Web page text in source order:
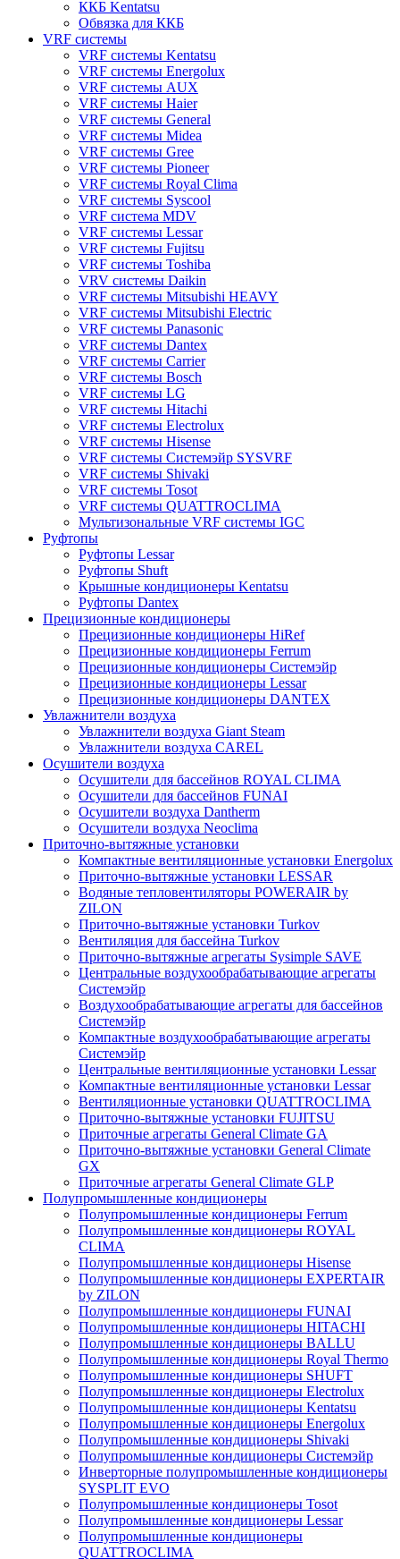
ККБ Kentatsu
Обвязка для ККБ
VRF системы
VRF системы Kentatsu
VRF системы Energolux
VRF системы AUX
VRF системы Haier
VRF системы General
VRF системы Midea
VRF системы Gree
VRF системы Pioneer
VRF системы Royal Clima
VRF системы Syscool
VRF система MDV
VRF системы Lessar
VRF системы Fujitsu
VRF системы Toshiba
VRV системы Daikin
VRF системы Mitsubishi HEAVY
VRF системы Mitsubishi Electric
VRF системы Panasonic
VRF системы Dantex
VRF системы Carrier
VRF системы Bosch
VRF системы LG
VRF системы Hitachi
VRF системы Electrolux
VRF системы Hisense
VRF системы Системэйр SYSVRF
VRF системы Shivaki
VRF системы Tosot
VRF системы QUATTROCLIMA
Мультизональные VRF системы IGC
Руфтопы
Руфтопы Lessar
Руфтопы Shuft
Крышные кондиционеры Kentatsu
Руфтопы Dantex
Прецизионные кондиционеры
Прецизионные кондиционеры HiRef
Прецизионные кондиционеры Ferrum
Прецизионные кондиционеры Системэйр
Прецизионные кондиционеры Lessar
Прецизионные кондиционеры DANTEX
Увлажнители воздуха
Увлажнители воздуха Giant Steam
Увлажнители воздуха CAREL
Осушители воздуха
Осушители для бассейнов ROYAL CLIMA
Осушители для бассейнов FUNAI
Осушители воздуха Dantherm
Осушители воздуха Neoclima
Приточно-вытяжные установки
Компактные вентиляционные установки Energolux
Приточно-вытяжные установки LESSAR
Водяные тепловентиляторы POWERAIR by
ZILON
Приточно-вытяжные установки Turkov
Вентиляция для бассейна Turkov
Приточно-вытяжные агрегаты Sysimple SAVE
Центральные воздухообрабатывающие агрегаты
Системэйр
Воздухообрабатывающие агрегаты для бассейнов
Системэйр
Компактные воздухообрабатывающие агрегаты
Системэйр
Центральные вентиляционные установки Lessar
Компактные вентиляционные установки Lessar
Вентиляционные установки QUATTROCLIMA
Приточно-вытяжные установки FUJITSU
Приточные агрегаты General Climate GA
Приточно-вытяжные установки General Climate
GX
Приточные агрегаты General Climate GLP
Полупромышленные кондиционеры
Полупромышленные кондиционеры Ferrum
Полупромышленные кондиционеры ROYAL
CLIMA
Полупромышленные кондиционеры Hisense
Полупромышленные кондиционеры EXPERTAIR
by ZILON
Полупромышленные кондиционеры FUNAI
Полупромышленные кондиционеры HITACHI
Полупромышленные кондиционеры BALLU
Полупромышленные кондиционеры Royal Thermo
Полупромышленные кондиционеры SHUFT
Полупромышленные кондиционеры Electrolux
Полупромышленные кондиционеры Kentatsu
Полупромышленные кондиционеры Energolux
Полупромышленные кондиционеры Shivaki
Полупромышленные кондиционеры Системэйр
Инверторные полупромышленные кондиционеры
SYSPLIT EVO
Полупромышленные кондиционеры Tosot
Полупромышленные кондиционеры Lessar
Полупромышленные кондиционеры
QUATTROCLIMA